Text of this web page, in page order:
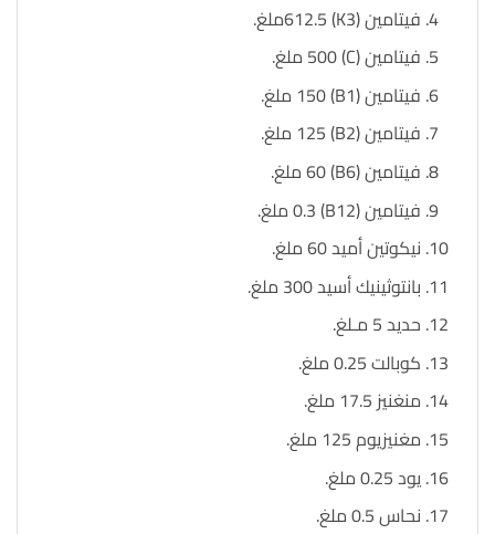
فيتامين (K3) 612.5ملغ.
فيتامين (C) 500 ملغ.
فيتامين (B1) 150 ملغ.
فيتامين (B2) 125 ملغ.
فيتامين (B6) 60 ملغ.
فيتامين (B12) 0.3 ملغ.
نيكوتين أميد 60 ملغ.
بانتوثينيك أسيد 300 ملغ.
حديد 5 مـلغ.
كوبالت 0.25 ملغ.
منغنيز 17.5 ملغ.
مغنيزيوم 125 ملغ.
يود 0.25 ملغ.
نحاس 0.5 ملغ.